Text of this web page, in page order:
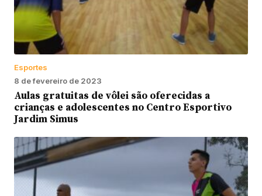
Esportes
8 de fevereiro de 2023
Aulas gratuitas de vôlei são oferecidas a
crianças e adolescentes no Centro Esportivo
Jardim Simus